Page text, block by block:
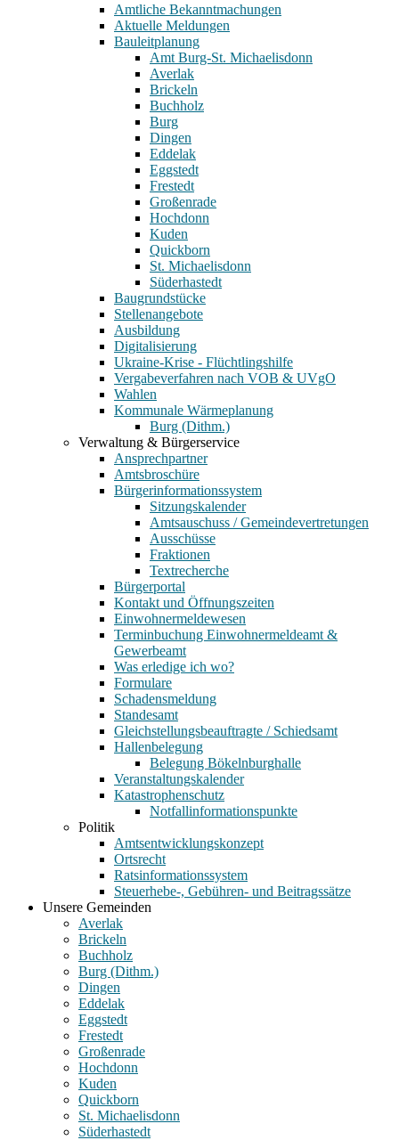
Amtliche Bekanntmachungen
Aktuelle Meldungen
Bauleitplanung
Amt Burg-St. Michaelisdonn
Averlak
Brickeln
Buchholz
Burg
Dingen
Eddelak
Eggstedt
Frestedt
Großenrade
Hochdonn
Kuden
Quickborn
St. Michaelisdonn
Süderhastedt
Baugrundstücke
Stellenangebote
Ausbildung
Digitalisierung
Ukraine-Krise - Flüchtlingshilfe
Vergabeverfahren nach VOB & UVgO
Wahlen
Kommunale Wärmeplanung
Burg (Dithm.)
Verwaltung & Bürgerservice
Ansprechpartner
Amtsbroschüre
Bürgerinformationssystem
Sitzungskalender
Amtsauschuss / Gemeindevertretungen
Ausschüsse
Fraktionen
Textrecherche
Bürgerportal
Kontakt und Öffnungszeiten
Einwohnermeldewesen
Terminbuchung Einwohnermeldeamt &
Gewerbeamt
Was erledige ich wo?
Formulare
Schadensmeldung
Standesamt
Gleichstellungsbeauftragte / Schiedsamt
Hallenbelegung
Belegung Bökelnburghalle
Veranstaltungskalender
Katastrophenschutz
Notfallinformationspunkte
Politik
Amtsentwicklungskonzept
Ortsrecht
Ratsinformationssystem
Steuerhebe-, Gebühren- und Beitragssätze
Unsere Gemeinden
Averlak
Brickeln
Buchholz
Burg (Dithm.)
Dingen
Eddelak
Eggstedt
Frestedt
Großenrade
Hochdonn
Kuden
Quickborn
St. Michaelisdonn
Süderhastedt